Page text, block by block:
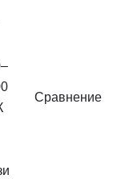
Сравнение